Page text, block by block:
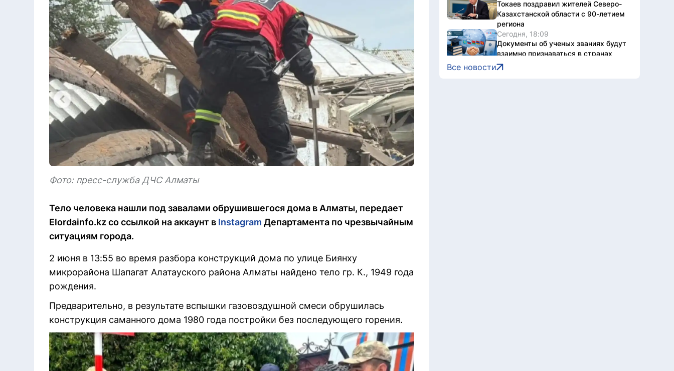
Фото: пресс-служба ДЧС Алматы
Тело человека нашли под завалами обрушившегося дома в Алматы, передает
Elordainfo.kz со ссылкой на аккаунт в Instagram Департамента по чрезвычайным
ситуациям города.
2 июня в 13:55 во время разбора конструкций дома по улице Биянху
микрорайона Шапагат Алатауского района Алматы найдено тело гр. К., 1949 года
рождения.
Предварительно, в результате вспышки газовоздушной смеси обрушилась
конструкция саманного дома 1980 года постройки без последующего горения.
Токаев поздравил жителей Северо-
Казахстанской области с 90-летием
региона
Сегодня, 18:09
Документы об ученых званиях будут
взаимно признаваться в странах
ЕАЭС
Сегодня, 18:08
Все новости